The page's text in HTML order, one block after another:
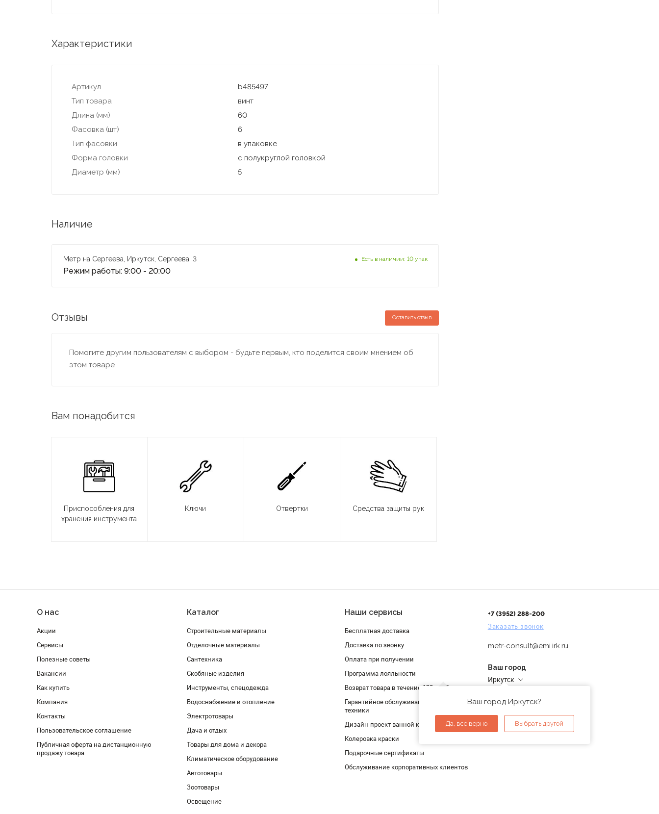
Характеристики
Артикул
b485497
Тип товара
винт
Длина (мм)
60
Фасовка (шт)
6
Тип фасовки
в упаковке
Форма головки
с полукруглой головкой
Диаметр (мм)
5
Наличие
Метр на Сергеева, Иркутск, Сергеева, 3
Режим работы: 9:00 - 20:00
Есть в наличии: 10 упак
Отзывы Оставить отзыв
Помогите другим пользователям с выбором - будьте первым, кто поделится своим мнением об
этом товаре
Вам понадобится
Приспособления для
хранения инструмента
Ключи Отвертки Средства защиты рук
О нас
Акции
Сервисы
Полезные советы
Вакансии
Как купить
Компания
Контакты
Пользовательское соглашение
Публичная оферта на дистанционную
продажу товара
Каталог
Строительные материалы
Отделочные материалы
Сантехника
Скобяные изделия
Инструменты, спецодежда
Водоснабжение и отопление
Электротовары
Дача и отдых
Товары для дома и декора
Климатическое оборудование
Автотовары
Зоотовары
Освещение
Наши сервисы
Бесплатная доставка
Доставка по звонку
Оплата при получении
Программа лояльности
Возврат товара в течение 120 дней
Гарантийное обслуживание и проверка
техники
Дизайн-проект ванной комнаты
Колеровка краски
Подарочные сертификаты
Обслуживание корпоративных клиентов
+7 (3952) 288-200
Заказать звонок
metr-consult@emi.irk.ru
Ваш город
Иркутск
Ваш город Иркутск?
Да, все верно Выбрать другой